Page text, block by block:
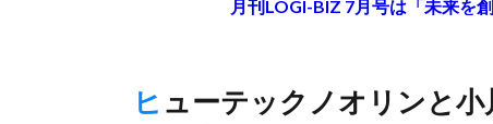
月刊LOGI-BIZ 7月号は「未来を
ヒューテックノオリンと小川畜産食品が入居、25％でテナン